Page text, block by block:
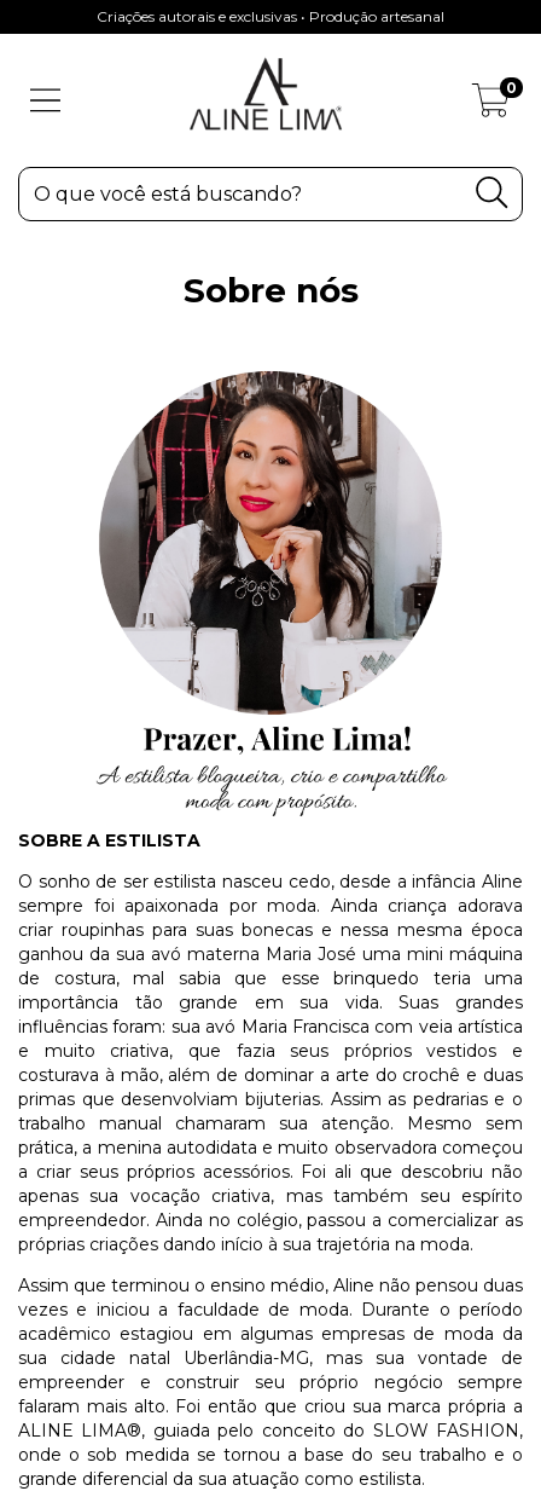
Criações autorais e exclusivas • Produção artesanal
0
Sobre nós
SOBRE A ESTILISTA
O sonho de ser estilista nasceu cedo, desde a infância Aline
sempre foi apaixonada por moda. Ainda criança adorava
criar roupinhas para suas bonecas e nessa mesma época
ganhou da sua avó materna Maria José uma mini máquina
de costura, mal sabia que esse brinquedo teria uma
importância tão grande em sua vida. Suas grandes
influências foram: sua avó Maria Francisca com veia artística
e muito criativa, que fazia seus próprios vestidos e
costurava à mão, além de dominar a arte do crochê e duas
primas que desenvolviam bijuterias. Assim as pedrarias e o
trabalho manual chamaram sua atenção. Mesmo sem
prática, a menina autodidata e muito observadora começou
a criar seus próprios acessórios. Foi ali que descobriu não
apenas sua vocação criativa, mas também seu espírito
empreendedor. Ainda no colégio, passou a comercializar as
próprias criações dando início à sua trajetória na moda.
Assim que terminou o ensino médio, Aline não pensou duas
vezes e iniciou a faculdade de moda. Durante o período
acadêmico estagiou em algumas empresas de moda da
sua cidade natal Uberlândia-MG, mas sua vontade de
empreender e construir seu próprio negócio sempre
falaram mais alto. Foi então que criou sua marca própria a
ALINE LIMA®, guiada pelo conceito do SLOW FASHION,
onde o sob medida se tornou a base do seu trabalho e o
grande diferencial da sua atuação como estilista.